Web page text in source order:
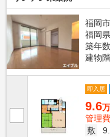
福岡
福岡
築年数
建物
即入居
9.6
管理
敷